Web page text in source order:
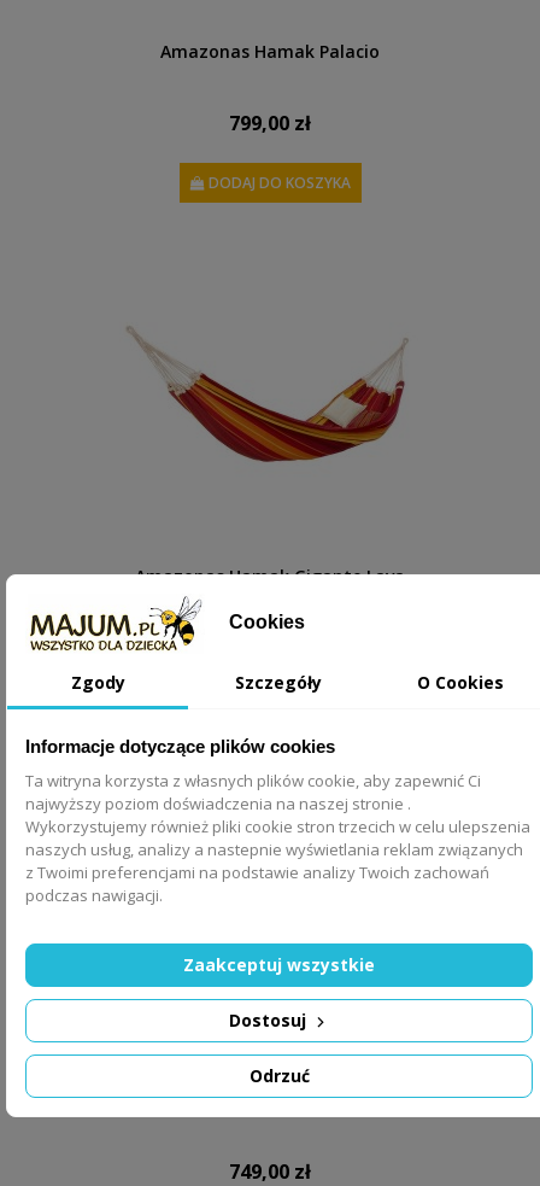
Amazonas Hamak Palacio
799,00 zł
DODAJ DO KOSZYKA
Amazonas Hamak Gigante Lava
Amazonas Hamak Rio
749,00 zł
Cookies
Zgody Szczegóły O Cookies
Informacje dotyczące plików cookies
Ta witryna korzysta z własnych plików cookie, aby zapewnić Ci
najwyższy poziom doświadczenia na naszej stronie .
Wykorzystujemy również pliki cookie stron trzecich w celu ulepszenia
naszych usług, analizy a nastepnie wyświetlania reklam związanych
z Twoimi preferencjami na podstawie analizy Twoich zachowań
podczas nawigacji.
Odrzuć
Dostosuj
Zaakceptuj wszystkie